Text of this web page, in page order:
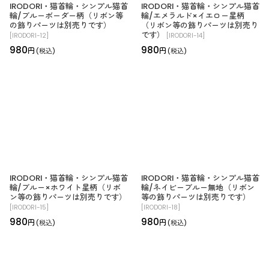
IRODORI・猫首輪・シンプル猫首
輪/ブルーボーダー柄（リボン等
の飾りパーツは別売りです）
IRODORI-12
980円 (税込)
IRODORI・猫首輪・シンプル猫首
輪/エメラルド×イエロー星柄
（リボン等の飾りパーツは別売り
です）
IRODORI-14
980円 (税込)
IRODORI・猫首輪・シンプル猫首
輪/ブルー×ホワイト星柄（リボ
ン等の飾りパーツは別売りです）
IRODORI-15
980円 (税込)
IRODORI・猫首輪・シンプル猫首
輪/ネイビーブルー無地（リボン
等の飾りパーツは別売りです）
IRODORI-18
980円 (税込)